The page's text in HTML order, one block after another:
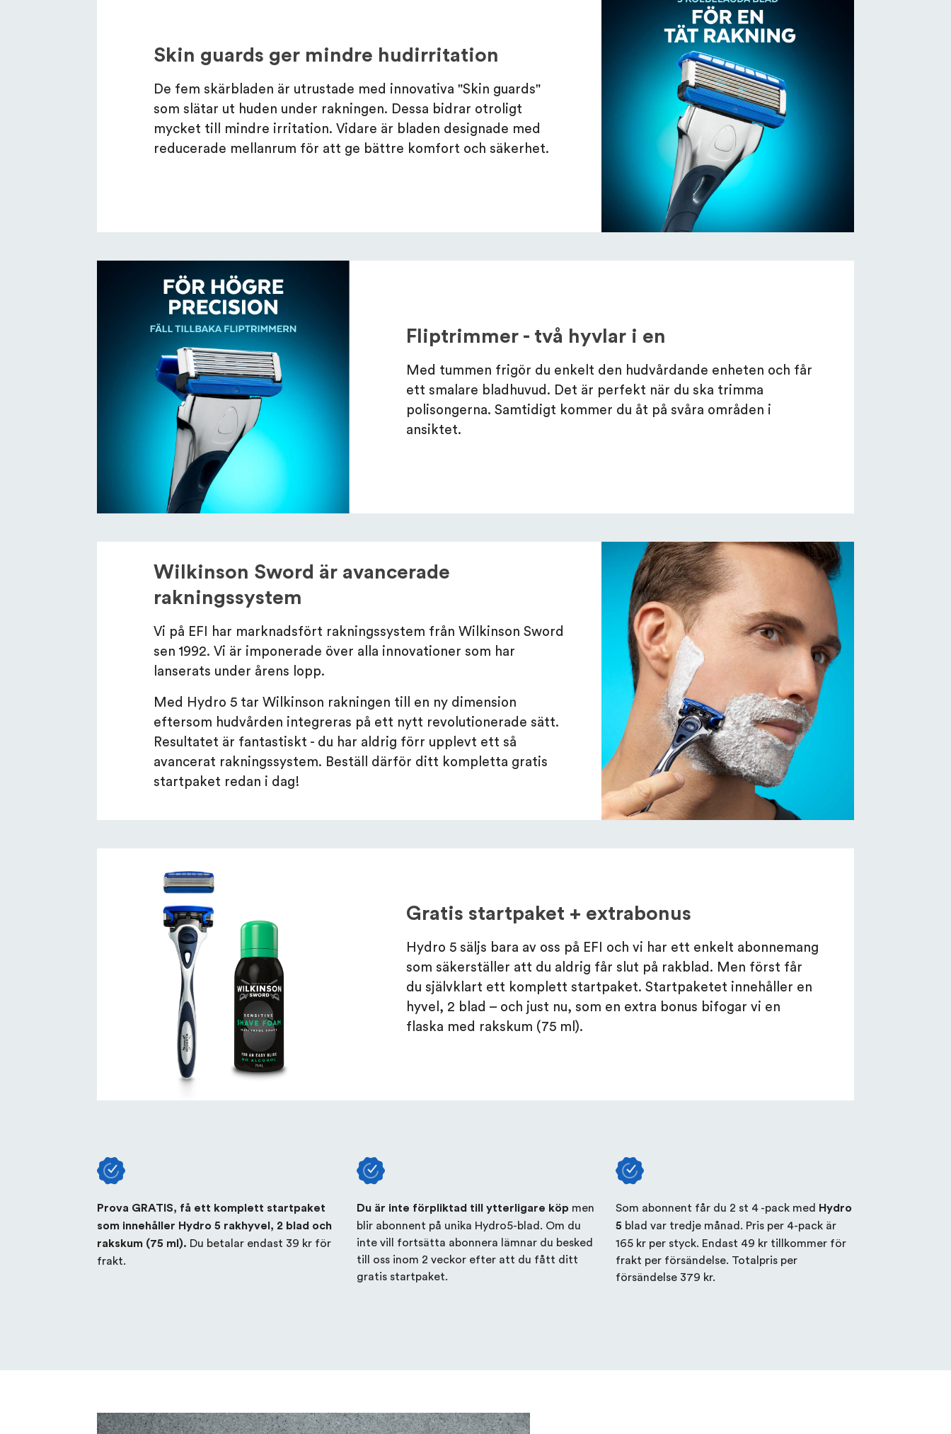
Skin guards ger mindre hudirritation
De fem skärbladen är utrustade med innovativa "Skin guards"
som slätar ut huden under rakningen. Dessa bidrar otroligt
mycket till mindre irritation. Vidare är bladen designade med
reducerade mellanrum för att ge bättre komfort och säkerhet.
Fliptrimmer - två hyvlar i en
Med tummen frigör du enkelt den hudvårdande enheten och får
ett smalare bladhuvud. Det är perfekt när du ska trimma
polisongerna. Samtidigt kommer du åt på svåra områden i
ansiktet.
Wilkinson Sword är avancerade
rakningssystem
Vi på EFI har marknadsfört rakningssystem från Wilkinson Sword
sen 1992. Vi är imponerade över alla innovationer som har
lanserats under årens lopp.
Med Hydro 5 tar Wilkinson rakningen till en ny dimension
eftersom hudvården integreras på ett nytt revolutionerade sätt.
Resultatet är fantastiskt - du har aldrig förr upplevt ett så
avancerat rakningssystem. Beställ därför ditt kompletta gratis
startpaket redan i dag!
Gratis startpaket + extrabonus
Hydro 5 säljs bara av oss på EFI och vi har ett enkelt abonnemang
som säkerställer att du aldrig får slut på rakblad. Men först får
du självklart ett komplett startpaket. Startpaketet innehåller en
hyvel, 2 blad – och just nu, som en extra bonus bifogar vi en
flaska med rakskum (75 ml).
Prova GRATIS, få ett komplett startpaket
som innehåller Hydro 5 rakhyvel, 2 blad och
rakskum (75 ml). Du betalar endast 39 kr för
frakt.
Du är inte förpliktad till ytterligare köp men
blir abonnent på unika Hydro5-blad. Om du
inte vill fortsätta abonnera lämnar du besked
till oss inom 2 veckor efter att du fått ditt
gratis startpaket.
Som abonnent får du 2 st 4 -pack med Hydro
5 blad var tredje månad. Pris per 4-pack är
165 kr per styck. Endast 49 kr tillkommer för
frakt per försändelse. Totalpris per
försändelse 379 kr.